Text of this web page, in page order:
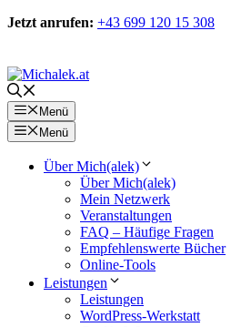
Zum
Jetzt anrufen: +43 699 120 15 308
Menü
Menü
Über Mich(alek)
Über Mich(alek)
Mein Netzwerk
Veranstaltungen
FAQ – Häufige Fragen
Empfehlenswerte Bücher
Online-Tools
Leistungen
Leistungen
WordPress-Werkstatt